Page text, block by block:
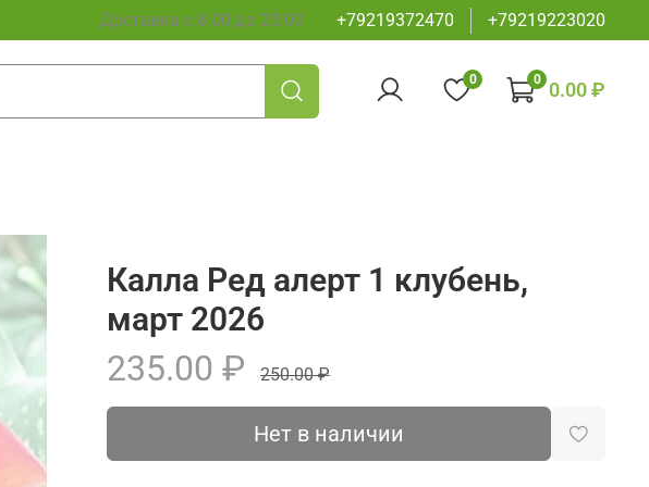
Доставка с 8:00 до 23:00 +79219372470 +79219223020
0 0 0.00 ₽
Калла Ред алерт 1 клубень,
март 2026
235.00 ₽ 250.00 ₽
Нет в наличии